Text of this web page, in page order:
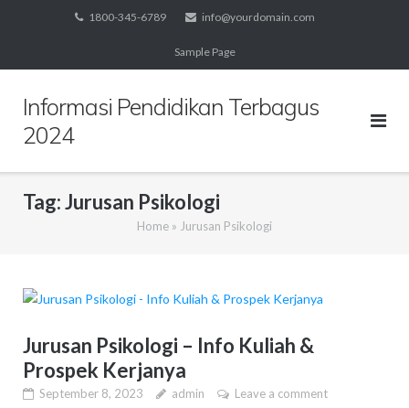
1800-345-6789 info@yourdomain.com
Sample Page
Informasi Pendidikan Terbagus
2024
Tag:Jurusan Psikologi
Home » Jurusan Psikologi
Jurusan Psikologi – Info Kuliah &
Prospek Kerjanya
September 8, 2023 admin Leave a comment